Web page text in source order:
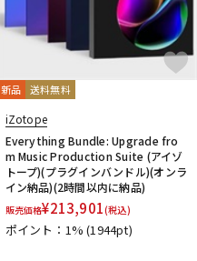
新品 送料無料
iZotope
Everything Bundle: Upgrade fro
m Music Production Suite (アイゾ
トープ)(プラグインバンドル)(オンラ
イン納品)(2時間以内に納品)
販売価格¥213,901(税込)
ポイント：1%(1944pt)